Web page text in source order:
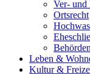
Ver- und
Ortsrecht
Leben &
Kultur &